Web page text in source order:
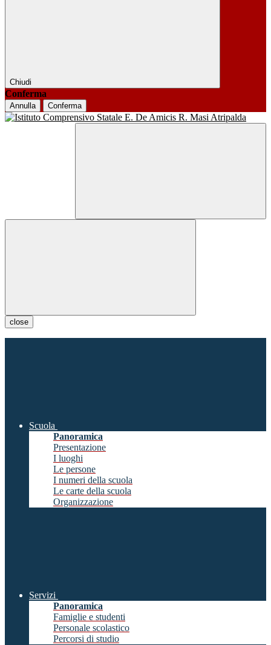
Chiudi
Conferma
Annulla Conferma
close
Scuola
Panoramica
Presentazione
I luoghi
Le persone
I numeri della scuola
Le carte della scuola
Organizzazione
Servizi
Panoramica
Famiglie e studenti
Personale scolastico
Percorsi di studio